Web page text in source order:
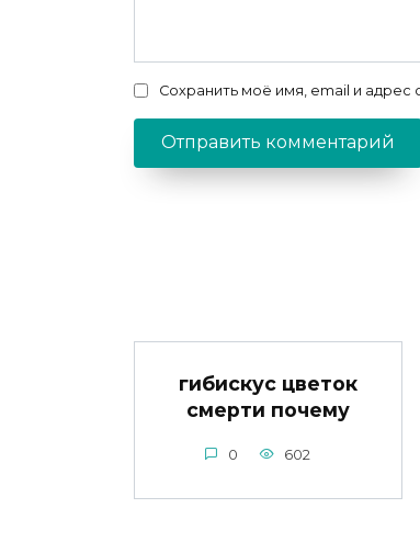
Сохранить моё имя, email и адрес
гибискус цветок
смерти почему
0 602